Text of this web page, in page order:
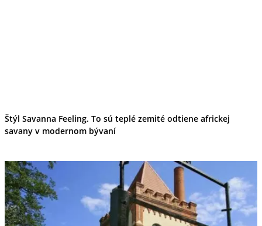
Štýl Savanna Feeling. To sú teplé zemité odtiene africkej
savany v modernom bývaní